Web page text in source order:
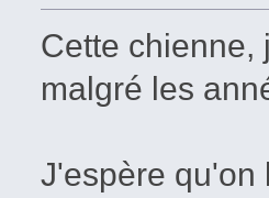
Cette chienne,
malgré les
J'espère qu'on